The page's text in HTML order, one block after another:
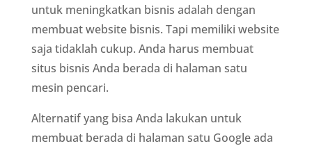
untuk meningkatkan bisnis adalah dengan
membuat website bisnis. Tapi memiliki website
saja tidaklah cukup. Anda harus membuat
situs bisnis Anda berada di halaman satu
mesin pencari.
Alternatif yang bisa Anda lakukan untuk
membuat berada di halaman satu Google ada